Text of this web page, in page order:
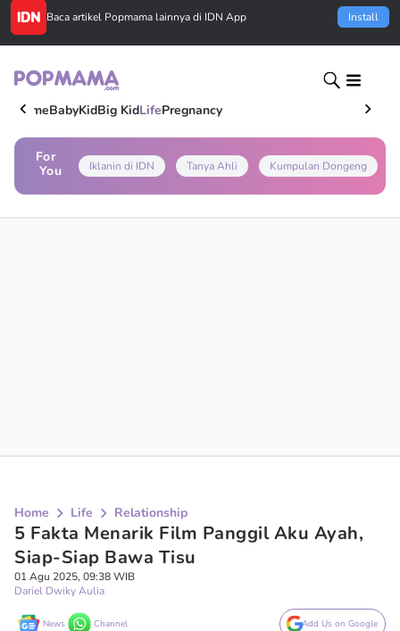
Baca artikel Popmama lainnya di IDN App Install
HomeBabyKidBig KidLifePregnancy
For
You
Iklanin di IDN Tanya Ahli Kumpulan Dongeng
Home Life Relationship
5 Fakta Menarik Film Panggil Aku Ayah,
Siap-Siap Bawa Tisu
01 Agu 2025, 09:38 WIB
Dariel Dwiky Aulia
News Channel Add Us on Google